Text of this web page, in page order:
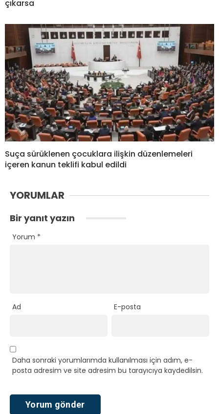
çıkarsa
Suça sürüklenen çocuklara ilişkin düzenlemeleri
içeren kanun teklifi kabul edildi
YORUMLAR
Bir yanıt yazın
Yorum *
Ad E-posta
Daha sonraki yorumlarımda kullanılması için adım, e-
posta adresim ve site adresim bu tarayıcıya kaydedilsin.